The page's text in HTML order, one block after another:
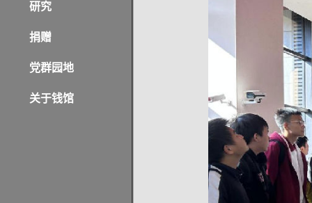
研究
捐赠
党群园地
关于钱馆